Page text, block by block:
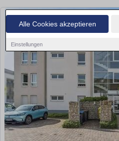
Alle Cookies akzeptieren
Einstellungen